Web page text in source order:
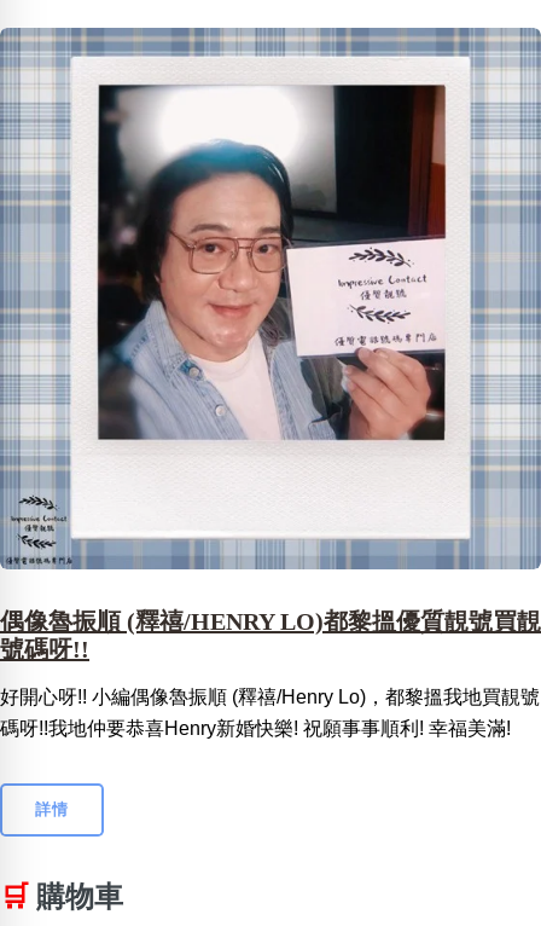
偶像魯振順 (釋禧/HENRY LO)都黎搵優質靚號買靚
號碼呀!!
好開心呀!! 小編偶像魯振順 (釋禧/Henry Lo)，都黎搵我地買靚號
碼呀!!我地仲要恭喜Henry新婚快樂! 祝願事事順利! 幸福美滿!
詳情
🛒 購物車